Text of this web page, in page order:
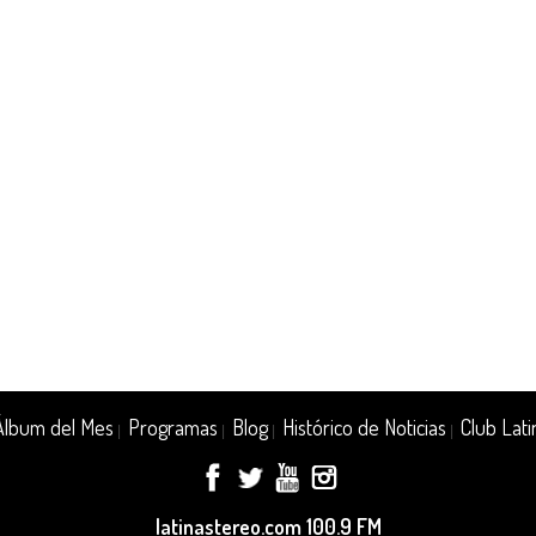
del Mes Programas Blog| Histórico de Noticias Club
latinastereo.com 100.9 FM